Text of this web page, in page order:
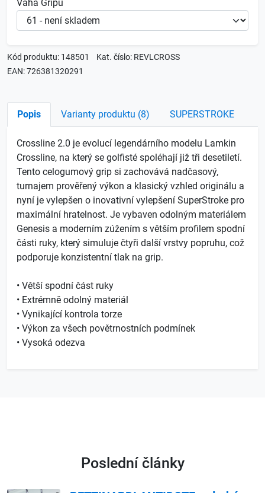
Váha Gripu
Kód produktu: 148501
Kat. číslo: REVLCROSS
EAN: 726381320291
Popis Varianty produktu (8) SUPERSTROKE
Crossline 2.0 je evolucí legendárního modelu Lamkin
Crossline, na který se golfisté spoléhají již tři desetiletí.
Tento celogumový grip si zachovává nadčasový,
turnajem prověřený výkon a klasický vzhled originálu a
nyní je vylepšen o inovativní vylepšení SuperStroke pro
maximální hratelnost. Je vybaven odolným materiálem
Genesis a moderním zúžením s větším profilem spodní
části ruky, který simuluje čtyři další vrstvy popruhu, což
podporuje konzistentní tlak na grip.
• Větší spodní část ruky
• Extrémně odolný materiál
• Vynikající kontrola torze
• Výkon za všech povětrnostních podmínek
• Vysoká odezva
Poslední články